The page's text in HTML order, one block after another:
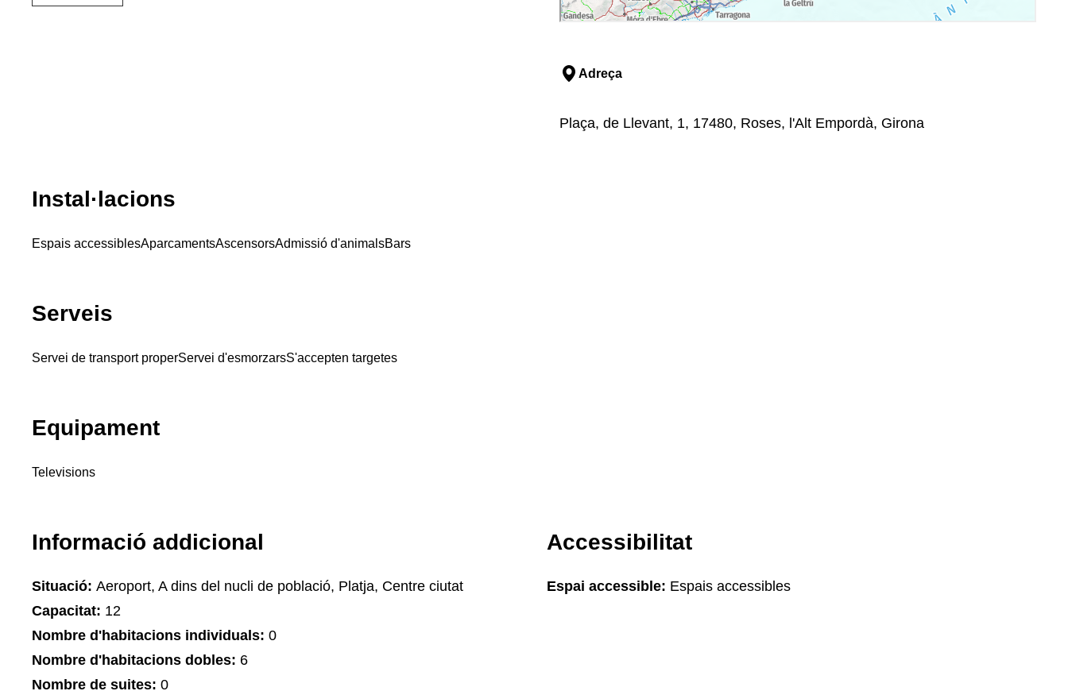
Adreça
Plaça, de Llevant, 1, 17480, Roses, l'Alt Empordà, Girona
Instal·lacions
Espais accessiblesAparcamentsAscensorsAdmissió d'animalsBars
Serveis
Servei de transport properServei d'esmorzarsS'accepten targetes
Equipament
Televisions
Informació addicional
Situació: Aeroport, A dins del nucli de població, Platja, Centre ciutat
Capacitat: 12
Nombre d'habitacions individuals: 0
Nombre d'habitacions dobles: 6
Nombre de suites: 0
Accessibilitat
Espai accessible: Espais accessibles